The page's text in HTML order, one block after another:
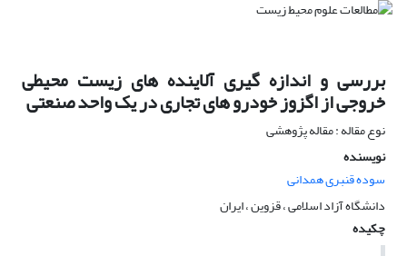
بررسی و اندازه گیری آلاینده های زیست محیطی
خروجی از اگزوز خودرو های تجاری در یک واحد صنعتی
نوع مقاله : مقاله پژوهشی
نویسنده
سوده قنبری همدانی
دانشگاه آزاد اسلامی ، قزوین ، ایران
چکیده